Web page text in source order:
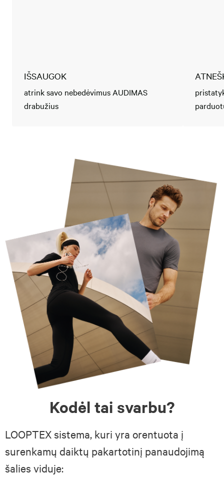
IŠSAUGOK
atrink savo nebedėvimus AUDIMAS
drabužius
Kodėl tai svarbu?
LOOPTEX sistema, kuri yra orentuota į
surenkamų daiktų pakartotinį panaudojimą
šalies viduje: